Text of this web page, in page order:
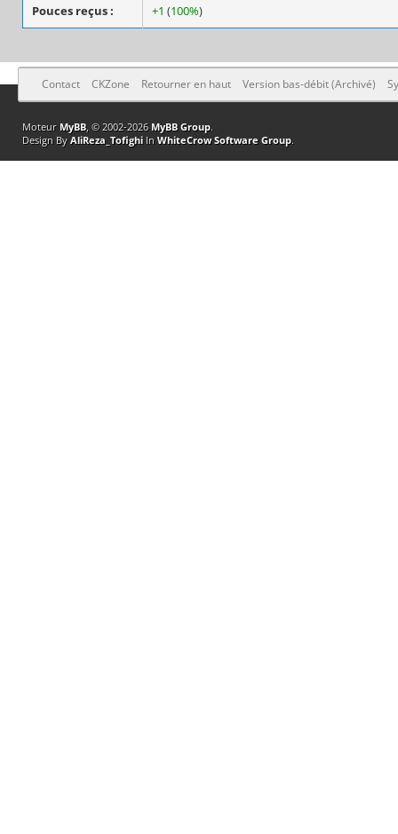
Pouces reçus : +1 (100%)
Contact CKZone Retourner en haut Version bas-débit (Archivé)
Moteur MyBB, © 2002-2026 MyBB Group.
Design By AliReza_TofighiIn WhiteCrow Software Group.